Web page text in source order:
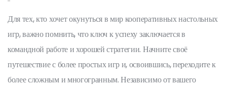
Для тех, кто хочет окунуться в мир кооперативных настольных
игр, важно помнить, что ключ к успеху заключается в
командной работе и хорошей стратегии. Начните своё
путешествие с более простых игр и, освоившись, переходите к
более сложным и многогранным. Независимо от вашего